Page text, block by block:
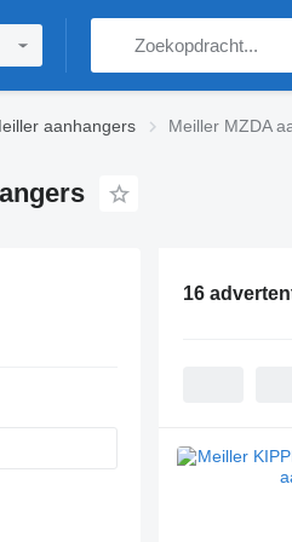
aanhangers Meiller MZDA
16